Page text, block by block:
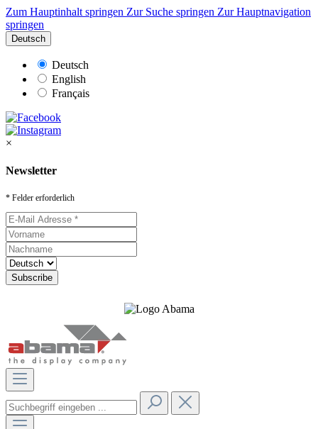
Zum Hauptinhalt springen Zur Suche springen Zur Hauptnavigation
springen
Deutsch
Deutsch
English
Français
×
Newsletter
* Felder erforderlich